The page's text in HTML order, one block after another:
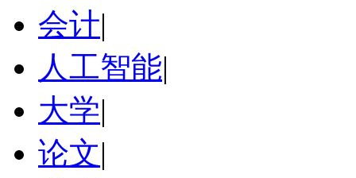
会计|
人工智能|
大学|
论文|